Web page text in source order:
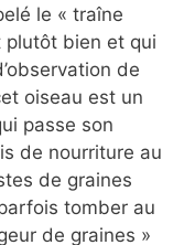
le « traîne
plutôt bien et qui
de
oiseau est un
passe son
de nourriture au
de graines
tomber au
de graines »